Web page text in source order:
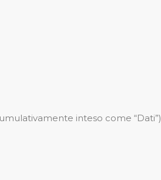
inteso come “Dati”)